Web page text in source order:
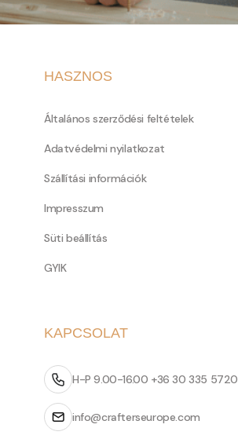
HASZNOS
Általános szerződési feltételek
Adatvédelmi nyilatkozat
Szállítási információk
Impresszum
Süti beállítás
GYIK
KAPCSOLAT
H-P 9.00-16.00 +36 30 335 5720
info@crafterseurope.com